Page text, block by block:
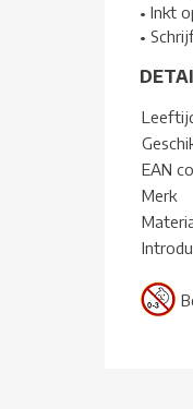
• Inkt
•
EAN
Merk